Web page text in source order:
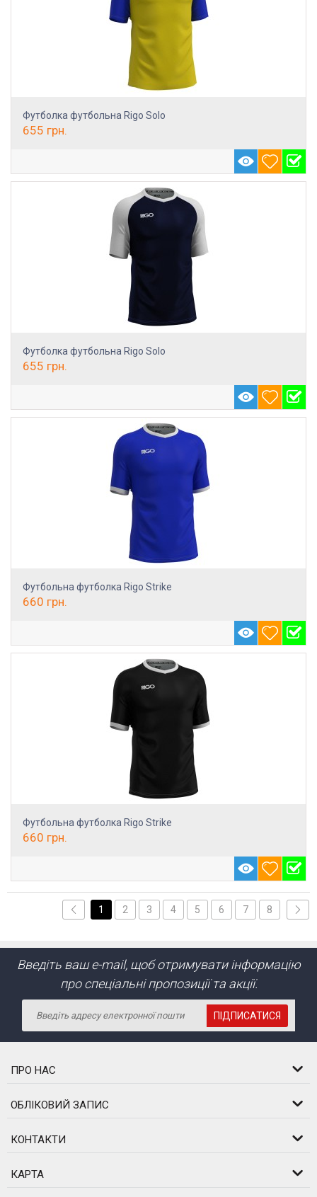
Футболка футбольна Rigo Solo
655 грн.
Футболка футбольна Rigo Solo
655 грн.
Футбольна футболка Rigo Strike
660 грн.
Футбольна футболка Rigo Strike
660 грн.
1 2 3 4 5 6 7 8
Введіть ваш e-mail, щоб отримувати інформацію
про спеціальні пропозиції та акції.
ПІДПИСАТИСЯ
ПРО НАС
ОБЛІКОВИЙ ЗАПИС
КОНТАКТИ
КАРТА